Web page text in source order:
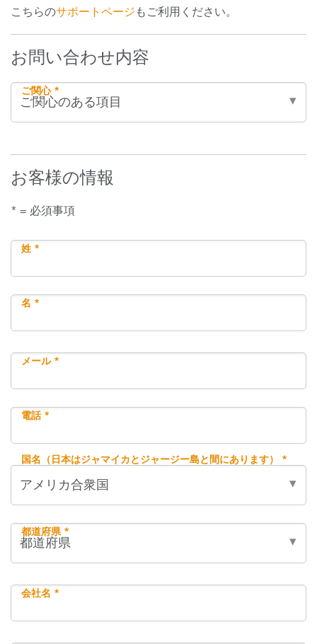
こちらのサポートページ もご利用ください。
お問い合わせ内容
ご関心 *
お客様の情報
* = 必須事項
姓 *
名 *
メール *
電話 *
国名（日本はジャマイカとジャージー島と間にあります） *
都道府県 *
会社名 *